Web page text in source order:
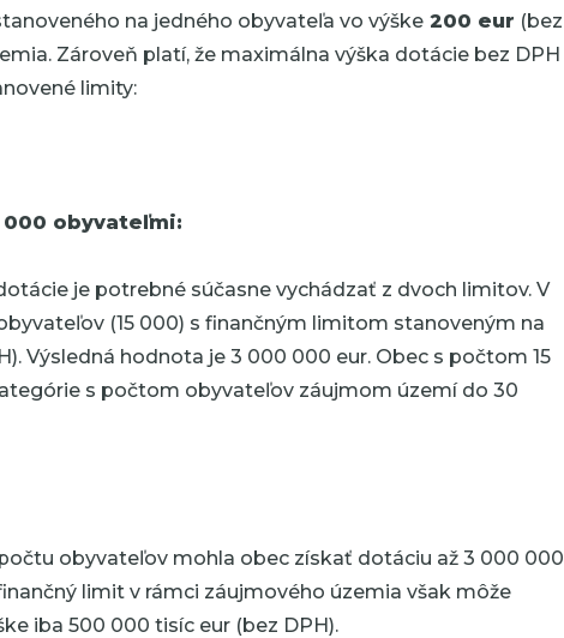
na jedného obyvateľa vo výške 200 eur (bez
Zároveň platí, že maximálna výška dotácie bez DPH
limity:
000 obyvateľmi:
je potrebné súčasne vychádzať z dvoch limitov. V
(15 000) s finančným limitom stanoveným na
Výsledná hodnota je 3 000 000 eur. Obec s počtom 15
s počtom obyvateľov záujmom území do 30
obyvateľov mohla obec získať dotáciu až 3 000 000
limit v rámci záujmového územia však môže
iba 500 000 tisíc eur (bez DPH).